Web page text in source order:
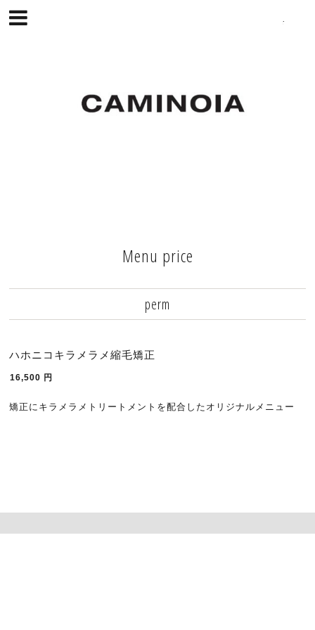
Menu price
perm
ハホニコキラメラメ縮毛矯正
16,500 円
矯正にキラメラメトリートメントを配合したオリジナルメニュー